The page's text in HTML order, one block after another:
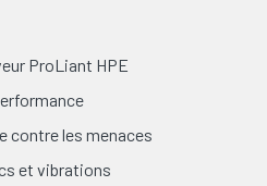
ProLiant HPE
contre les menaces
et vibrations